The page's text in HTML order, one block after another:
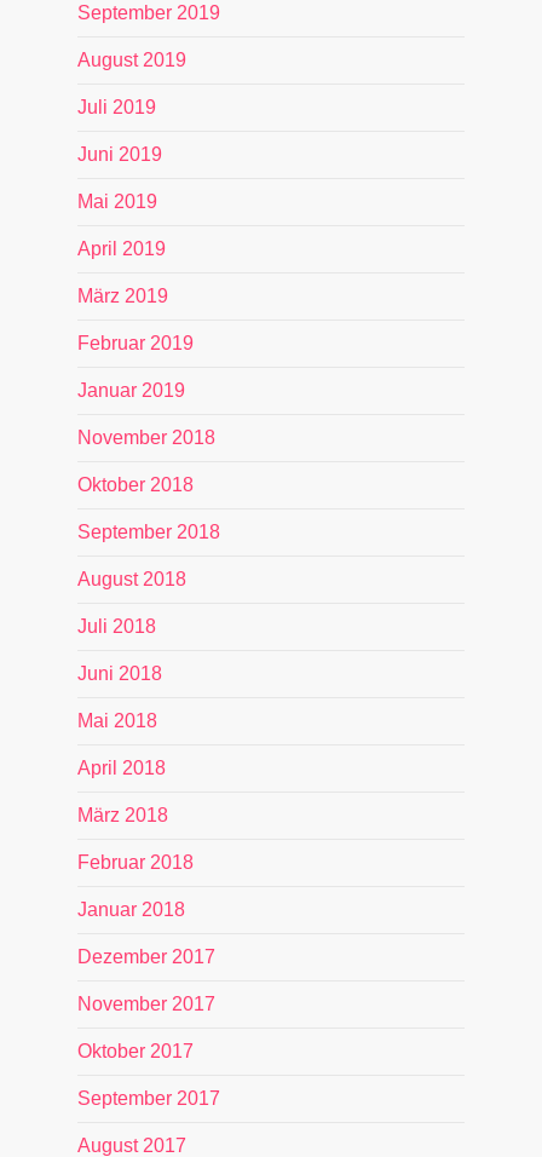
September 2019
August 2019
Juli 2019
Juni 2019
Mai 2019
April 2019
März 2019
Februar 2019
Januar 2019
November 2018
Oktober 2018
September 2018
August 2018
Juli 2018
Juni 2018
Mai 2018
April 2018
März 2018
Februar 2018
Januar 2018
Dezember 2017
November 2017
Oktober 2017
September 2017
August 2017